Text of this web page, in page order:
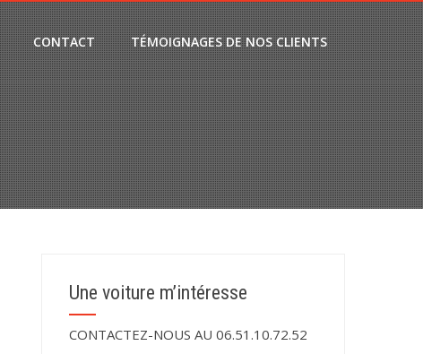
CONTACT TÉMOIGNAGES DE NOS CLIENTS
Une voiture m’intéresse
CONTACTEZ-NOUS AU 06.51.10.72.52